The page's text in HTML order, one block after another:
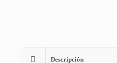
Descripción